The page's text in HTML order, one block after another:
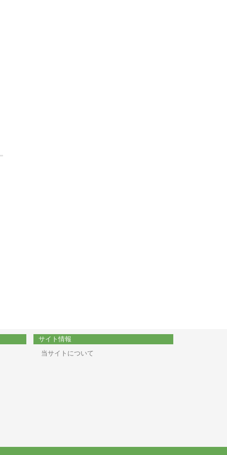
サイト情報
当サイトについて